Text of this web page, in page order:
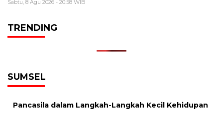
Sabtu, 8 Agu 2026 - 20:58 WIB
TRENDING
SUMSEL
Pancasila dalam Langkah-Langkah Kecil Kehidupan